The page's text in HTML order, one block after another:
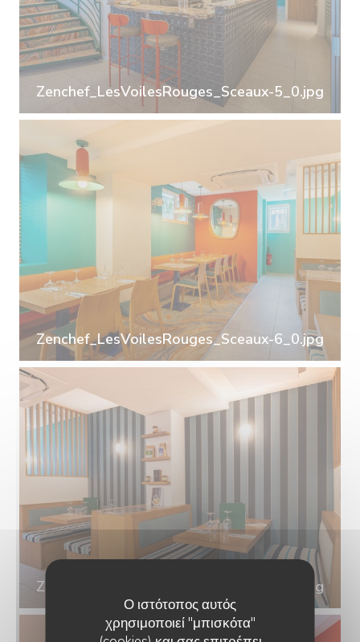
Ο ιστότοπος αυτός
χρησιμοποιεί "μπισκότα"
Zenchef_LesVoilesRouges_Sceaux-5_0.jpg
Zenchef_LesVoilesRouges_Sceaux-6_0.jpg
Zenchef_LesVoilesRouges_Sceaux-7_0.jpg